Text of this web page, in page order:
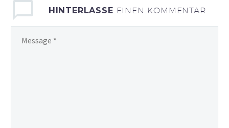
HINTERLASSE EINEN KOMMENTAR